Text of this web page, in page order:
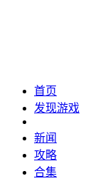
首页
发现游戏
新闻
攻略
合集